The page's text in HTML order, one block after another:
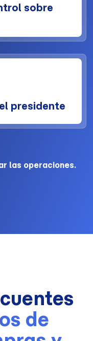
sobre
presidente
las operaciones.
de